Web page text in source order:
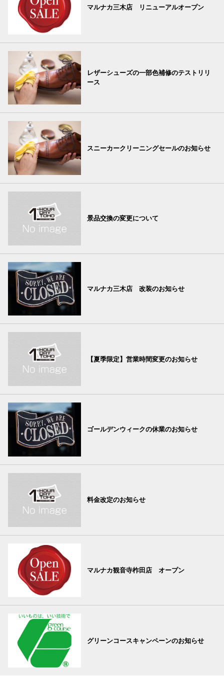
マルナカ三木店 リニューアルオープン
レザーシューズの一部色補修のテストリリ
ース
スニーカークリーニングセールのお知らせ
景品交換の変更について
マルナカ三木店 改装のお知らせ
【夏季限定】営業時間変更のお知らせ
ゴールデンウィークの休業のお知らせ
料金改定のお知らせ
マルナカ観音寺柞田店 オープン
グリーンコースキャンペーンのお知らせ